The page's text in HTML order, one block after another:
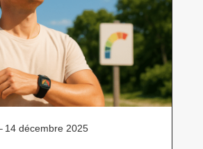
14 décembre 2025